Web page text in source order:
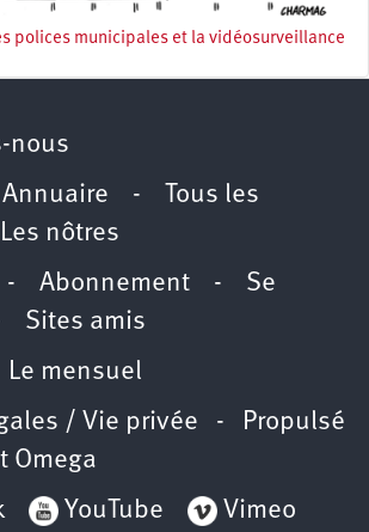
polices municipales et la vidéosurveillance
nous
Annuaire -
Tous les
Les nôtres
Abonnement - Se
Sites amis
Le mensuel
/ Vie privée - Propulsé
Omega
YouTube Vimeo